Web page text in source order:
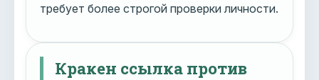
требует более строгой проверки личности.
Кракен ссылка против